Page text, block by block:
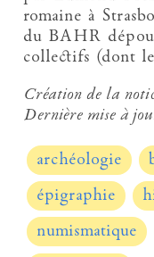
romaine à
du BAHR
collectifs (dont
Création de la
Dernière mise à
archéologie
épigraphie
numismatique